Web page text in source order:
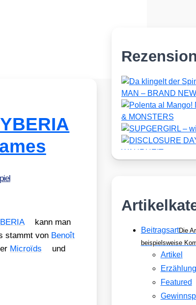
kann man
stammt von Benoît
Microïds
und
BeitragsartDie
beispielsweise
Artikel
Erzählung
Featured